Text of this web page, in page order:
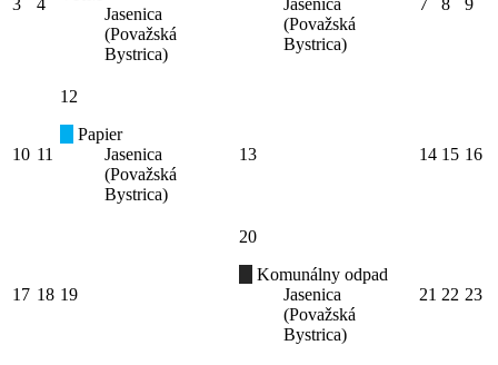
Jasenica
(Považská
Bystrica)
(Považská
Bystrica)
10 11
12
Papier
Jasenica
(Považská
Bystrica)
13 14 15 16
17 18 19
20
Komunálny odpad
Jasenica
(Považská
Bystrica)
21 22 23